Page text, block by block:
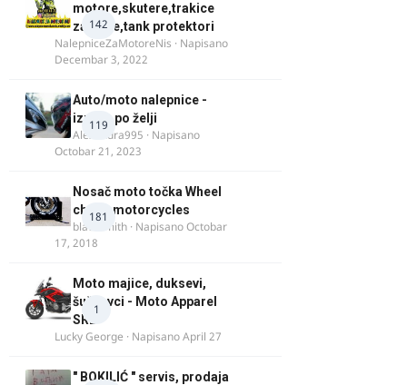
142
motore,skutere,trakice
za felne,tank protektori
NalepniceZaMotoreNis · Napisano
Decembar 3, 2022
119
Auto/moto nalepnice -
izrada po želji
Alexandra995 · Napisano
Octobar 21, 2023
181
Nosač moto točka Wheel
chock motorcycles
blacksmith · NapisanoOctobar
17, 2018
1
Moto majice, duksevi,
šuškavci - Moto Apparel
SRB
Lucky George · NapisanoApril 27
" BOKILIĆ " servis, prodaja